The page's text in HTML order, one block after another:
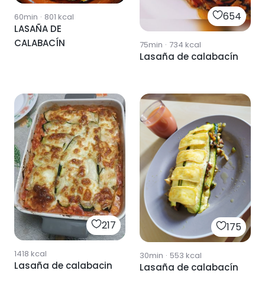
60min · 801 kcal
LASAÑA DE
CALABACÍN
654
75min · 734 kcal
Lasaña de calabacín
217
1418 kcal
Lasaña de calabacin
175
30min · 553 kcal
Lasaña de calabacín